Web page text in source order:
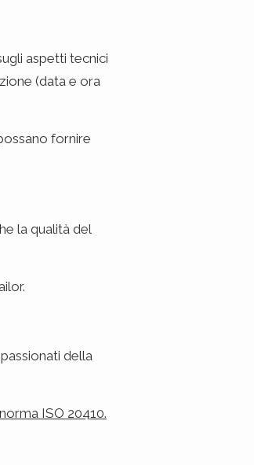
aspetti tecnici
(data e ora
fornire
la qualità del
della
ISO 20410.